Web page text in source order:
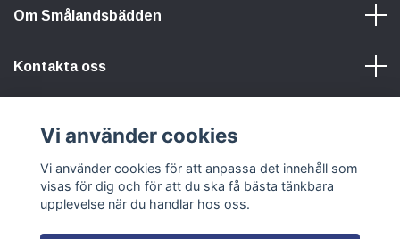
Om Smålandsbädden
Kontakta oss
Sociala medier
Vi använder cookies
Vi använder cookies för att anpassa det innehåll som
visas för dig och för att du ska få bästa tänkbara
upplevelse när du handlar hos oss.